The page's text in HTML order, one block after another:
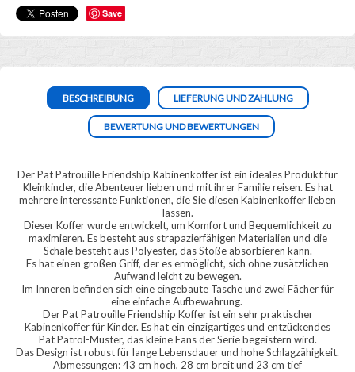
Save
BESCHREIBUNG LIEFERUNG UND ZAHLUNG
BEWERTUNG UND BEWERTUNGEN
Der Pat Patrouille Friendship Kabinenkoffer ist ein ideales Produkt für
Kleinkinder, die Abenteuer lieben und mit ihrer Familie reisen. Es hat
mehrere interessante Funktionen, die Sie diesen Kabinenkoffer lieben
lassen.
Dieser Koffer wurde entwickelt, um Komfort und Bequemlichkeit zu
maximieren. Es besteht aus strapazierfähigen Materialien und die
Schale besteht aus Polyester, das Stöße absorbieren kann.
Es hat einen großen Griff, der es ermöglicht, sich ohne zusätzlichen
Aufwand leicht zu bewegen.
Im Inneren befinden sich eine eingebaute Tasche und zwei Fächer für
eine einfache Aufbewahrung.
Der Pat Patrouille Friendship Koffer ist ein sehr praktischer
Kabinenkoffer für Kinder. Es hat ein einzigartiges und entzückendes
Pat Patrol-Muster, das kleine Fans der Serie begeistern wird.
Das Design ist robust für lange Lebensdauer und hohe Schlagzähigkeit.
Abmessungen: 43 cm hoch, 28 cm breit und 23 cm tief